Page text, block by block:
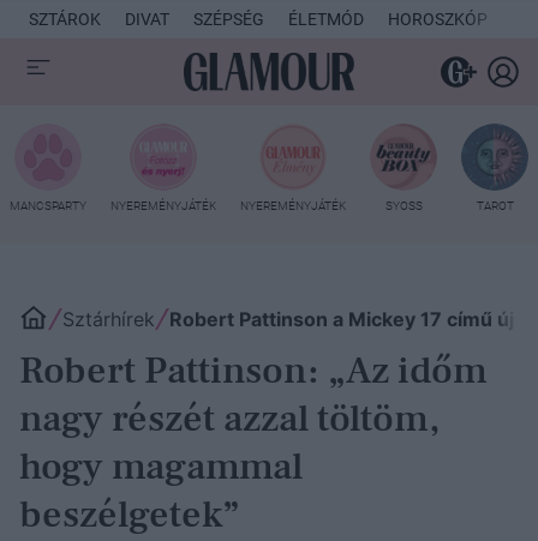
SZTÁROK DIVAT SZÉPSÉG ÉLETMÓD HOROSZKÓP
MANCSPARTY NYEREMÉNYJÁTÉK NYEREMÉNYJÁTÉK SYOSS TAROT
Sztárhírek Robert Pattinson a Mickey 17 című új
Robert Pattinson: „Az időm
nagy részét azzal töltöm,
hogy magammal
beszélgetek”